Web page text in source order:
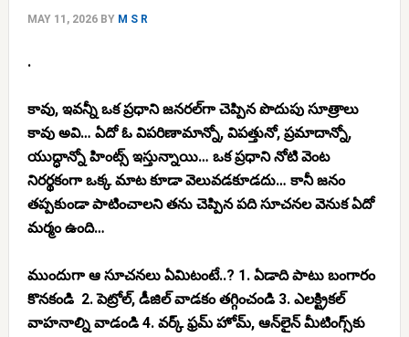
MAY 11, 2026BY M S R
.
కావు, ఇవన్నీ ఒక ప్రధాని జనరల్‌గా చెప్పిన పొదుపు సూత్రాలు
కావు అవి… ఏదో ఓ విపరిణామాన్నో, విపత్తునో, ప్రమాదాన్నో,
యుద్ధాన్నో హింట్స్ ఇస్తున్నాయి… ఒక ప్రధాని నోటి వెంట
నిరర్థకంగా ఒక్క మాట కూడా వెలువడకూడదు… కానీ జనం
తప్పకుండా పాటించాలని తను చెప్పిన పది సూచనల వెనుక ఏదో
మర్మం ఉంది…
ముందుగా ఆ సూచనలు ఏమిటంటే..? 1. ఏడాది పాటు బంగారం
కొనకండి 2. పెట్రోల్, డీజిల్ వాడకం తగ్గించండి 3. ఎలక్ట్రికల్
వాహనాల్ని వాడండి 4. వర్క్ ఫ్రమ్ హోమ్, ఆన్‌లైన్ మీటింగ్స్‌కు